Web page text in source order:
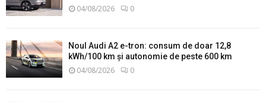
04/08/2026 0
Noul Audi A2 e-tron: consum de doar 12,8
kWh/100 km și autonomie de peste 600 km
04/08/2026 0